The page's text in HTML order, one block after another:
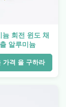
늄 회전 윈도 채
알루미늄
가격 을 구하라